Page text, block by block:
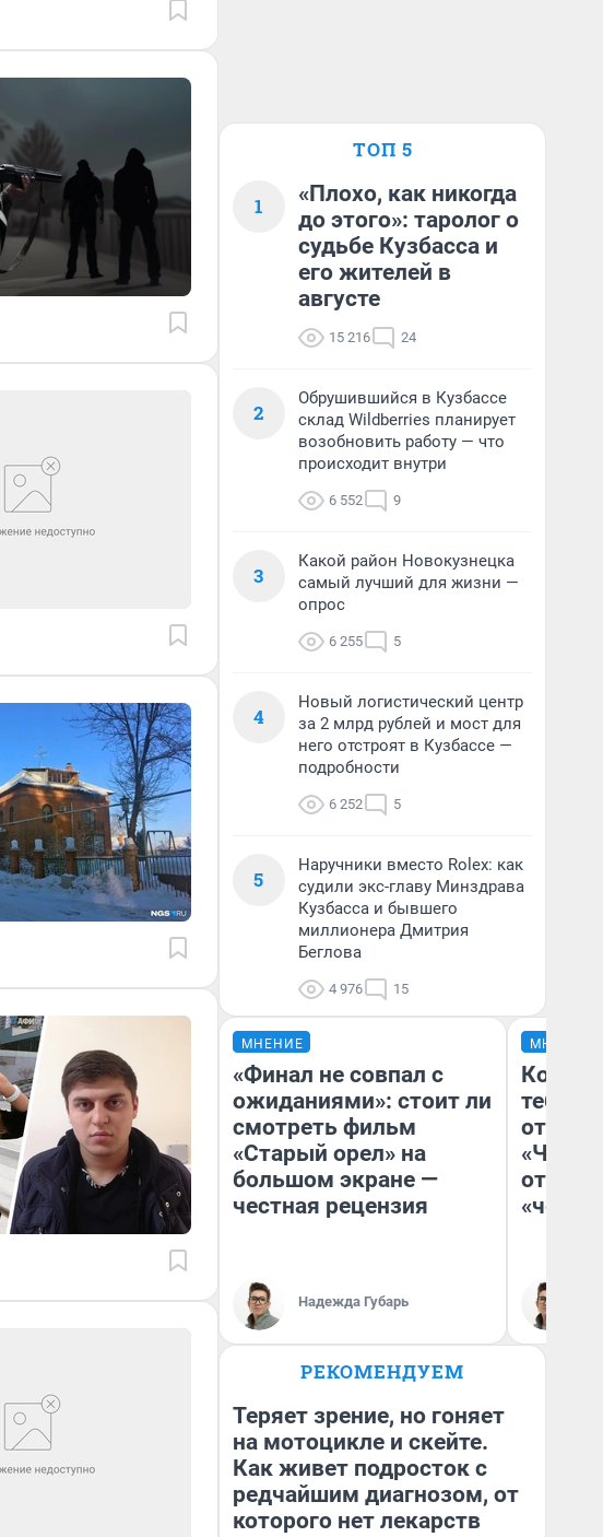
ТОП 5
1
«Плохо, как никогда
до этого»: таролог о
судьбе Кузбасса и
его жителей в
августе
15 216 24
2
Обрушившийся в Кузбассе
склад Wildberries планирует
возобновить работу — что
происходит внутри
6 552 9
3
Какой район Новокузнецка
самый лучший для жизни —
опрос
6 255 5
4
Новый логистический центр
за 2 млрд рублей и мост для
него отстроят в Кузбассе —
подробности
6 252 5
5
Наручники вместо Rolex: как
судили экс-главу Минздрава
Кузбасса и бывшего
миллионера Дмитрия
Беглова
4 976 15
МНЕНИЕ
«Финал не совпал с
ожиданиями»: стоит ли
смотреть фильм
«Старый орел» на
большом экране —
честная рецензия
Надежда Губарь
МНЕНИЕ
тебя
отзыв
РЕКОМЕНДУЕМ
Теряет зрение, но гоняет
на мотоцикле и скейте.
Как живет подросток с
редчайшим диагнозом, от
которого нет лекарств